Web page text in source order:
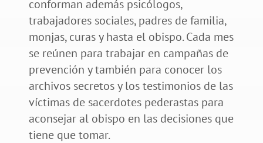
conforman además psicólogos,
trabajadores sociales, padres de familia,
monjas, curas y hasta el obispo. Cada mes
se reúnen para trabajar en campañas de
prevención y también para conocer los
archivos secretos y los testimonios de las
víctimas de sacerdotes pederastas para
aconsejar al obispo en las decisiones que
tiene que tomar.